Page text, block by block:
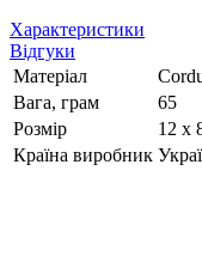
Характеристики
Відгуки
Матеріал
Вага, грам
65
Розмір
12 х
Країна виробник